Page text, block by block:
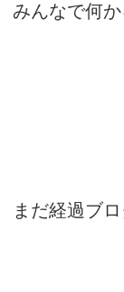
みんなで何
まだ経過ブ